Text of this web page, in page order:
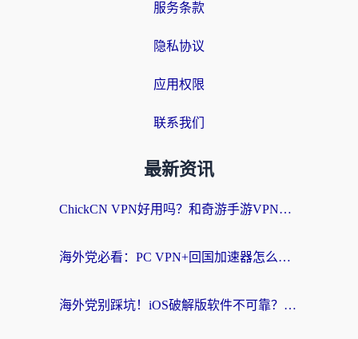
服务条款
隐私协议
应用权限
联系我们
最新资讯
ChickCN VPN好用吗？和奇游手游VPN对比哪个回国效果更好？海外党亲测实用指南
海外党必看：PC VPN+回国加速器怎么选？无缝访问国内资源全攻略
海外党别踩坑！iOS破解版软件不可靠？教你选对回国加速器无缝看国内资源